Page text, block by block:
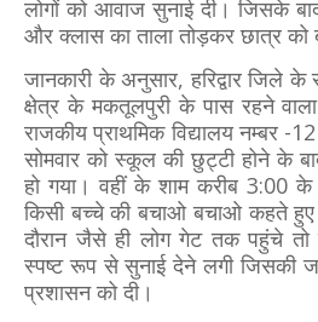
लोगों को आवाज सुनाई दी। जिसके
और क्लास का ताला तोड़कर छात्र को
जानकारी के अनुसार, हरिद्वार जिले
क्षेत्र के मकतूलपुरी के पास रहने
राजकीय प्राथमिक विद्यालय नम्बर
सोमवार को स्कूल की छुट्टी होने के
हो गया। वहीं के शाम करीब 3:00
किसी बच्चे की बचाओ बचाओ कहते
दौरान जैसे ही लोग गेट तक पहुंचे
स्पष्ट रूप से सुनाई देने लगी जिसकी
प्रशासन को दी।